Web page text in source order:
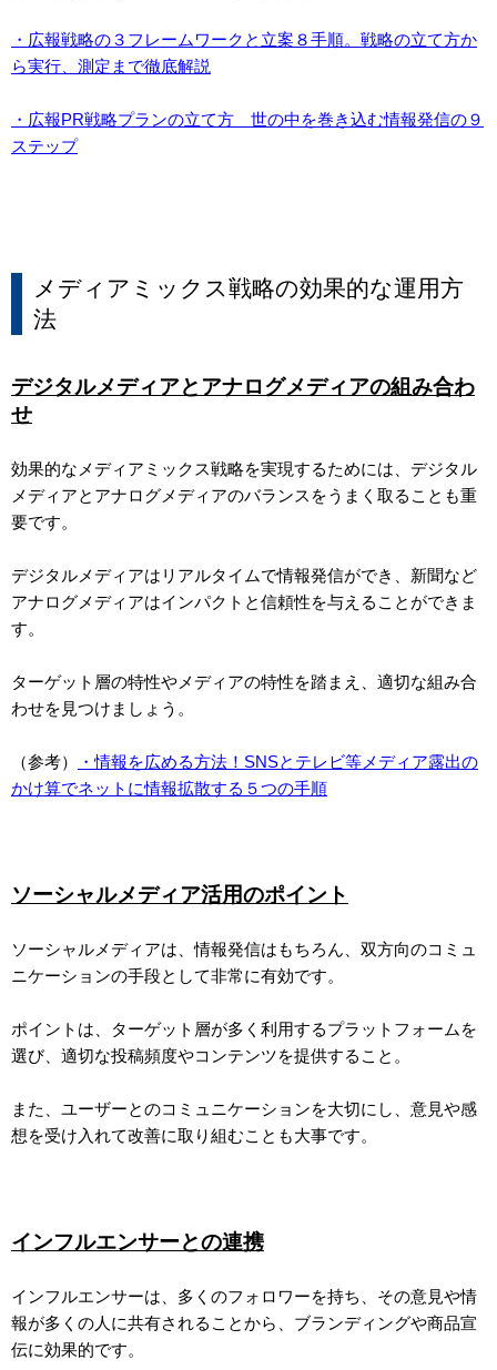
・広報戦略の３フレームワークと立案８手順。戦略の立て方か
ら実行、測定まで徹底解説
・広報PR戦略プランの立て方 世の中を巻き込む情報発信の９
ステップ
メディアミックス戦略の効果的な運用方
法
デジタルメディアとアナログメディアの組み合わ
せ
効果的なメディアミックス戦略を実現するためには、デジタル
メディアとアナログメディアのバランスをうまく取ることも重
要です。
デジタルメディアはリアルタイムで情報発信ができ、新聞など
アナログメディアはインパクトと信頼性を与えることができま
す。
ターゲット層の特性やメディアの特性を踏まえ、適切な組み合
わせを見つけましょう。
（参考）
・情報を広める方法！SNSとテレビ等メディア露出の
かけ算でネットに情報拡散する５つの手順
ソーシャルメディア活用のポイント
ソーシャルメディアは、情報発信はもちろん、双方向のコミュ
ニケーションの手段として非常に有効です。
ポイントは、ターゲット層が多く利用するプラットフォームを
選び、適切な投稿頻度やコンテンツを提供すること。
また、ユーザーとのコミュニケーションを大切にし、意見や感
想を受け入れて改善に取り組むことも大事です。
インフルエンサーとの連携
インフルエンサーは、多くのフォロワーを持ち、その意見や情
報が多くの人に共有されることから、ブランディングや商品宣
伝に効果的です。